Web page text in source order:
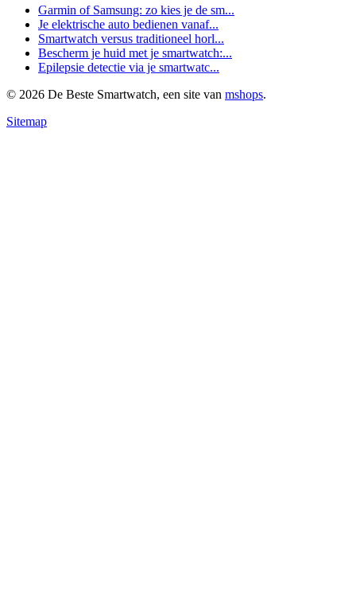
Garmin of Samsung: zo kies je de sm...
Je elektrische auto bedienen vanaf...
Smartwatch versus traditioneel horl...
Bescherm je huid met je smartwatch:...
Epilepsie detectie via je smartwatc...
© 2026 De Beste Smartwatch, een site van mshops.
Sitemap